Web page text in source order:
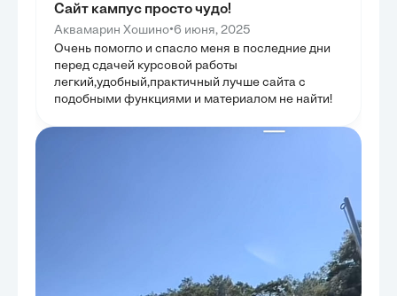
Сайт кампус просто чудо!
Аквамарин Хошино•6 июня, 2025
Очень помогло и спасло меня в последние дни
перед сдачей курсовой работы
легкий,удобный,практичный лучше сайта с
подобными функциями и материалом не найти!